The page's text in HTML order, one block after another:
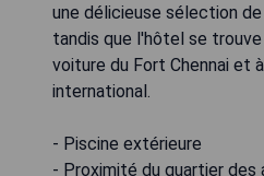
une délicieuse sélection
tandis que l'hôtel se
voiture du Fort Chennai et
international.
- Piscine extérieure
- Proximité du quartier des